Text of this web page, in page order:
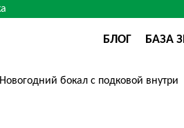
БЛОГ БАЗА